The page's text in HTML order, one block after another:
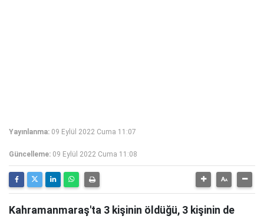
Yayınlanma: 09 Eylül 2022 Cuma 11:07
Güncelleme: 09 Eylül 2022 Cuma 11:08
Kahramanmaraş'ta 3 kişinin öldüğü, 3 kişinin de